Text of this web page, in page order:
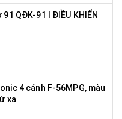
QĐK-91 I ĐIỀU KHIỂN
4 cánh F-56MPG, màu
xa